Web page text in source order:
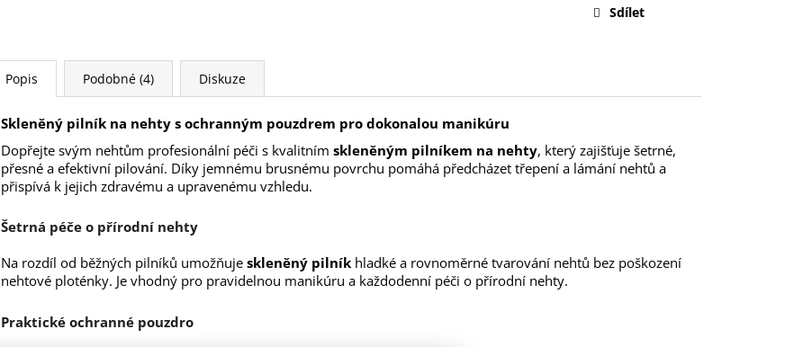
Sdílet
Popis Podobné (4) Diskuze
Skleněný pilník na nehty s ochranným pouzdrem pro dokonalou manikúru
Dopřejte svým nehtům profesionální péči s kvalitním skleněným pilníkem na nehty, který zajišťuje šetrné,
přesné a efektivní pilování. Díky jemnému brusnému povrchu pomáhá předcházet třepení a lámání nehtů a
přispívá k jejich zdravému a upravenému vzhledu.
Šetrná péče o přírodní nehty
Na rozdíl od běžných pilníků umožňuje skleněný pilník hladké a rovnoměrné tvarování nehtů bez poškození
nehtové ploténky. Je vhodný pro pravidelnou manikúru a každodenní péči o přírodní nehty.
Praktické ochranné pouzdro